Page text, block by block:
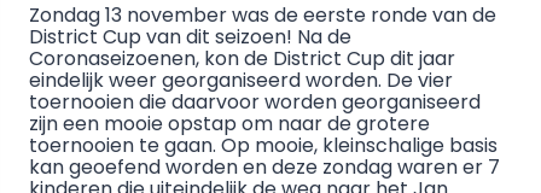
Zondag 13 november was de eerste ronde van de
District Cup van dit seizoen! Na de
Coronaseizoenen, kon de District Cup dit jaar
eindelijk weer georganiseerd worden. De vier
toernooien die daarvoor worden georganiseerd
zijn een mooie opstap om naar de grotere
toernooien te gaan. Op mooie, kleinschalige basis
kan geoefend worden en deze zondag waren er 7